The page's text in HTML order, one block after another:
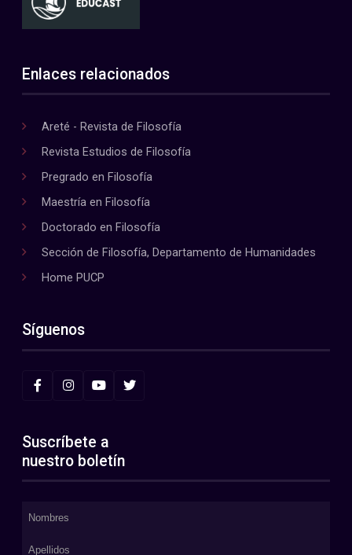
Enlaces relacionados
Areté - Revista de Filosofía
Revista Estudios de Filosofía
Pregrado en Filosofía
Maestría en Filosofía
Doctorado en Filosofía
Sección de Filosofía, Departamento de Humanidades
Home PUCP
Síguenos
Suscríbete a
nuestro boletín